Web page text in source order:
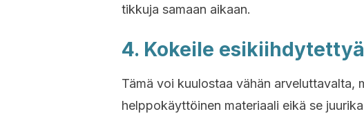
tikkuja samaan aikaan.
4. Kokeile
Tämä voi kuulostaa vähän arveluttavalta,
helppokäyttöinen materiaali eikä se